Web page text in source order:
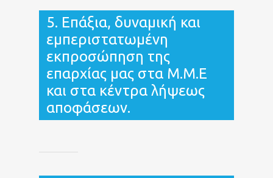
5. Επάξια, δυναμική και
εμπεριστατωμένη
εκπροσώπηση της
επαρχίας μας στα Μ.Μ.Ε
και στα κέντρα λήψεως
αποφάσεων.